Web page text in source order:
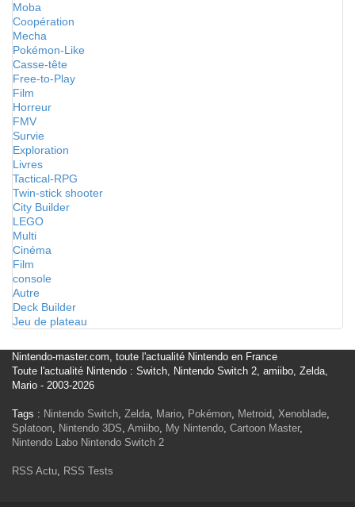
Moba
Coopération
Mecha
Pokémon-Like
Casse-tête
Free-to-Play
Film
Horreur
FMV
Survie
Exploration
Livres
Tactical-RPG
Twin-stick shooter
City Builder
LEGO
Multi
Cinéma
Film
console
Autre
Deck Builder
Jeu de plateau
Nintendo-master.com, toute l'actualité Nintendo en France
Toute l'actualité Nintendo : Switch, Nintendo Switch 2, amiibo, Zelda,
Mario - 2003-2026
Tags : Nintendo Switch, Zelda, Mario, Pokémon, Metroid, Xenoblade,
Splatoon, Nintendo 3DS, Amiibo, My Nintendo, Cartoon Master,
Nintendo Labo Nintendo Switch 2
RSS Actu, RSS Tests